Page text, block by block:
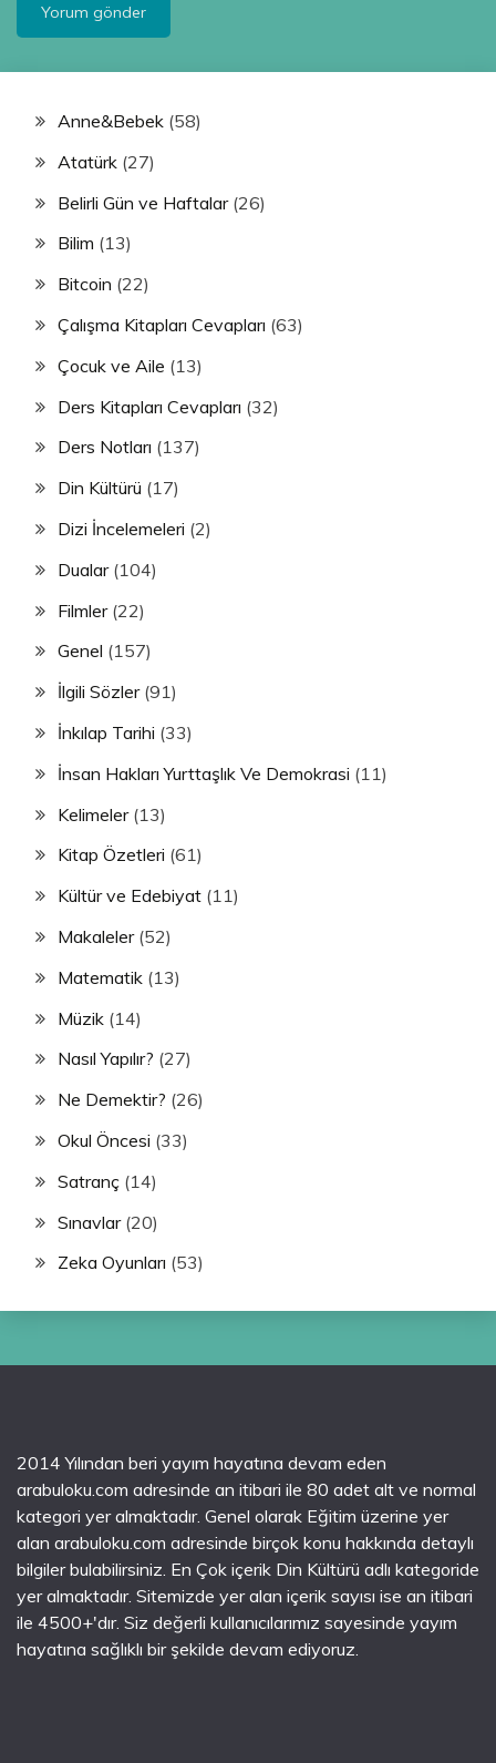
Anne&Bebek (58)
Atatürk (27)
Belirli Gün ve Haftalar(26)
Bilim (13)
Bitcoin (22)
Çalışma Kitapları Cevapları (63)
Çocuk ve Aile (13)
Ders Kitapları Cevapları (32)
Ders Notları (137)
Din Kültürü (17)
Dizi İncelemeleri (2)
Dualar(104)
Filmler(22)
Genel (157)
İlgili Sözler(91)
İnkılap Tarihi (33)
İnsan Hakları Yurttaşlık Ve Demokrasi (11)
Kelimeler(13)
Kitap Özetleri (61)
Kültür ve Edebiyat (11)
Makaleler(52)
Matematik (13)
Müzik (14)
Nasıl Yapılır? (27)
Ne Demektir? (26)
Okul Öncesi (33)
Satranç (14)
Sınavlar(20)
Zeka Oyunları (53)
2014 Yılından beri yayım hayatına devam eden
arabuloku.com adresinde an itibari ile 80 adet alt ve normal
kategori yer almaktadır. Genel olarak Eğitim üzerine yer
alan arabuloku.com adresinde birçok konu hakkında detaylı
bilgiler bulabilirsiniz. En Çok içerik Din Kültürü adlı kategoride
yer almaktadır. Sitemizde yer alan içerik sayısı ise an itibari
ile 4500+'dır. Siz değerli kullanıcılarımız sayesinde yayım
hayatına sağlıklı bir şekilde devam ediyoruz.